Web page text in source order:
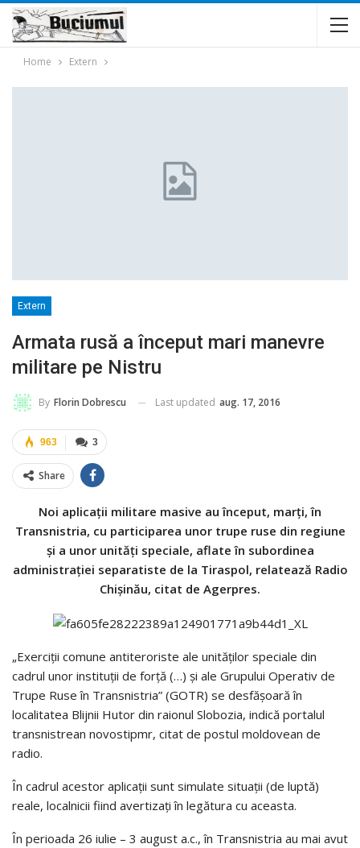
Home Extern
Extern
Armata rusă a început mari manevre
militare pe Nistru
By Florin Dobrescu Last updated aug. 17, 2016
3
963
Share
Noi aplicaţii militare masive au început, marţi, în
Transnistria, cu participarea unor trupe ruse din regiune
şi a unor unităţi speciale, aflate în subordinea
administraţiei separatiste de la Tiraspol, relatează Radio
Chişinău, citat de Agerpres.
„Exerciţii comune antiteroriste ale unităţilor speciale din
cadrul unor instituţii de forţă (…) şi ale Grupului Operativ de
Trupe Ruse în Transnistria” (GOTR) se desfăşoară în
localitatea Blijnii Hutor din raionul Slobozia, indică portalul
transnistrean novostipmr, citat de postul moldovean de
radio.
În cadrul acestor aplicaţii sunt simulate situaţii (de luptă)
reale, localnicii fiind avertizaţi în legătura cu aceasta.
În perioada 26 iulie – 3 august a.c., în Transnistria au mai avut